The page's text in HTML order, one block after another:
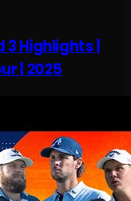
3 Highlights |
| 2025